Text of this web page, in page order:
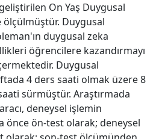
On Yaş Duygusal
ölçülmüştür. Duygusal
duygusal zeka
öğrencilere kazandırmayı
Duygusal
4 ders saati olmak üzere 8
sürmüştür. Araştırmada
deneysel işlemin
önce ön-test olarak; deneysel